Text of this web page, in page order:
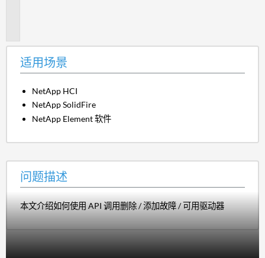
适用场景
NetApp HCI
NetApp SolidFire
NetApp Element 软件
问题描述
本文介绍如何使用 API 调用删除 / 添加故障 / 可用驱动器